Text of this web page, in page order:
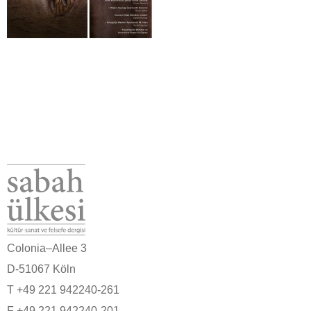
Colonia–Allee 3
D-51067 Köln
T +49 221 942240-261